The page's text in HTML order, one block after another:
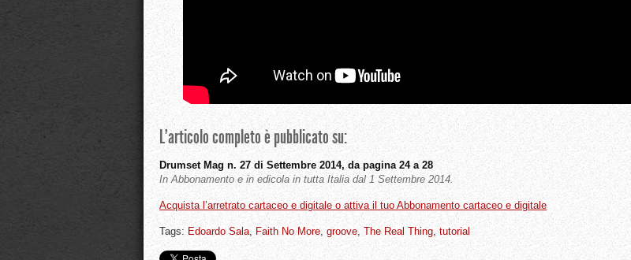
L’articolo completo è pubblicato su:
Drumset Mag n. 27 di Settembre 2014, da pagina 24 a 28
In Abbonamento e in edicola in tutta Italia dal 1 Settembre 2014.
Acquista l’arretrato cartaceo e digitale o attiva il tuo Abbonamento cartaceo e digitale
Tags:Edoardo Sala, Faith No More, groove, The Real Thing,tutorial